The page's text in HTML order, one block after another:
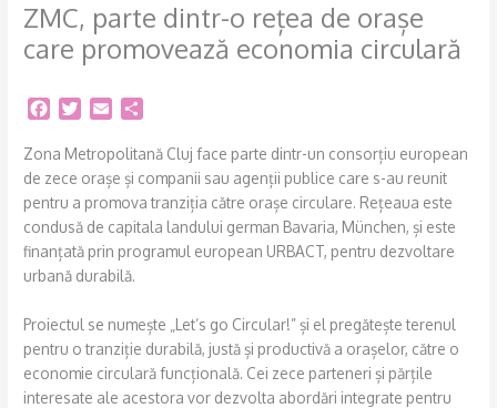
ZMC, parte dintr-o rețea de orașe
care promovează economia circulară
c
e
b
o
o
k
i
t
t
e
r
a
i
l
a
r
e
Zona Metropolitană Cluj face parte dintr-un consorțiu european
de zece orașe și companii sau agenții publice care s-au reunit
pentru a promova tranziția către orașe circulare. Rețeaua este
condusă de capitala landului german Bavaria, München, și este
finanțată prin programul european URBACT, pentru dezvoltare
urbană durabilă.
Proiectul se numește „Let’s go Circular!” și el pregătește terenul
pentru o tranziție durabilă, justă și productivă a orașelor, către o
economie circulară funcțională. Cei zece parteneri și părțile
interesate ale acestora vor dezvolta abordări integrate pentru